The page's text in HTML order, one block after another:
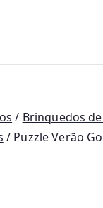
/ Brinquedos
/ Puzzle Verão